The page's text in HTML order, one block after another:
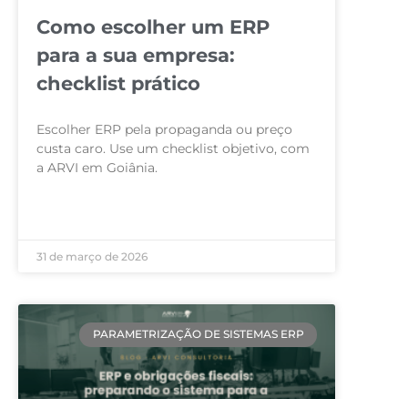
Como escolher um ERP
para a sua empresa:
checklist prático
Escolher ERP pela propaganda ou preço
custa caro. Use um checklist objetivo, com
a ARVI em Goiânia.
31 de março de 2026
PARAMETRIZAÇÃO DE SISTEMAS ERP